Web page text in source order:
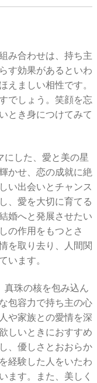
み合わせは、持ち主
す効果があるといわ
えましい相性です。
でしょう。笑顔を忘
とき身につけてみて
した、愛と美の星
かせ、恋の成就に絶
い出会いとチャンス
、愛を大切に育てる
婚へと発展させたい
の作用をもつとさ
を取り去り、人間関
います。
珠の核を包み込ん
包容力で持ち主の心
や家族との愛情を深
しいときにおすすめ
、優しさとおおらか
経験した人をいたわ
ます。また、美しく